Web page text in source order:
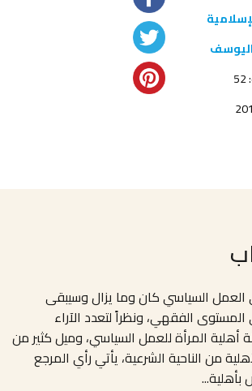
اليوسف
العمل السياسي كان وما يزال وسيبقى
الفقهي، ونظراً لتعدد الآراء
أهلية المرأة للعمل السياسي، وميل كثير من
من الناحية الشرعية، يأتي رأي المرجع
بأهلية...